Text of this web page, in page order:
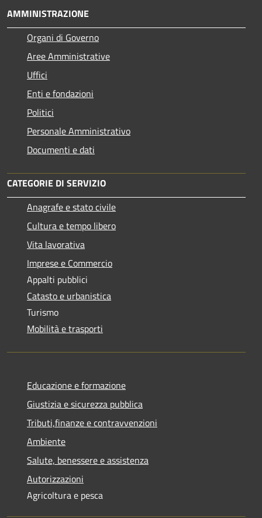
AMMINISTRAZIONE
Organi di Governo
Aree Amministrative
Uffici
Enti e fondazioni
Politici
Personale Amministrativo
Documenti e dati
CATEGORIE DI SERVIZIO
Anagrafe e stato civile
Cultura e tempo libero
Vita lavorativa
Imprese e Commercio
Appalti pubblici
Catasto e urbanistica
Turismo
Mobilità e trasporti
Educazione e formazione
Giustizia e sicurezza pubblica
Tributi,finanze e contravvenzioni
Ambiente
Salute, benessere e assistenza
Autorizzazioni
Agricoltura e pesca